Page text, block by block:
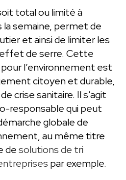
total ou limité à
la semaine, permet de
et ainsi de limiter les
effet de serre. Cette
l’environnement est
citoyen et durable,
crise sanitaire. Il s’agit
responsable qui peut
globale de
au même titre
desolutions de tri
par exemple.